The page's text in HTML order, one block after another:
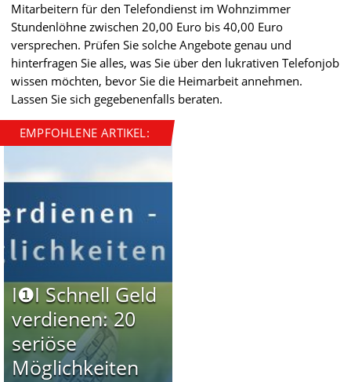
Mitarbeitern für den Telefondienst im Wohnzimmer
Stundenlöhne zwischen 20,00 Euro bis 40,00 Euro
versprechen. Prüfen Sie solche Angebote genau und
hinterfragen Sie alles, was Sie über den lukrativen Telefonjob
wissen möchten, bevor Sie die Heimarbeit annehmen.
Lassen Sie sich gegebenenfalls beraten.
EMPFOHLENE ARTIKEL:
I❶I Schnell Geld
verdienen: 20
seriöse
Möglichkeiten